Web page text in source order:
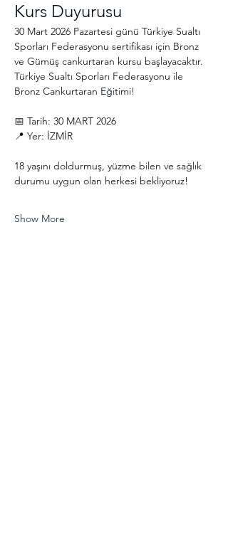
Kurs Duyurusu
30 Mart 2026 Pazartesi günü Türkiye Sualtı
Sporları Federasyonu sertifikası için Bronz
ve Gümüş cankurtaran kursu başlayacaktır.
Türkiye Sualtı Sporları Federasyonu ile
Bronz Cankurtaran Eğitimi!
📅 Tarih: 30 MART 2026
📍 Yer: İZMİR
18 yaşını doldurmuş, yüzme bilen ve sağlık
durumu uygun olan herkesi bekliyoruz!
Show More